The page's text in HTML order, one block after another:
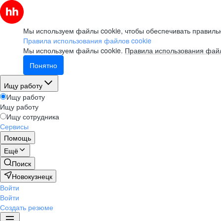
Мы используем файлы cookie, чтобы обеспечивать
Правила использования файлов cookie
Мы используем файлы cookie. Правила использования
Понятно
Ищу работу
Ищу работу
Ищу работу
Ищу сотрудника
Сервисы
Помощь
Ещё
Поиск
Новокузнецк
Войти
Войти
Создать резюме